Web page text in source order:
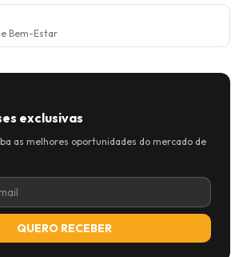
e Bem-Estar
exclusivas
as melhores oportunidades do mercado de
QUERO RECEBER